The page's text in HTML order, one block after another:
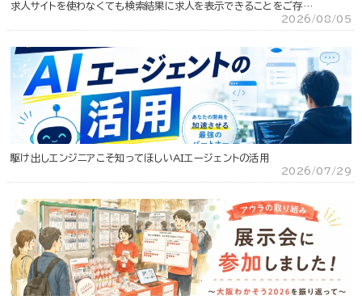
求人サイトを使わなくても検索結果に求人を表示できることをご存…
2026/08/05
駆け出しエンジニアこそ知ってほしいAIエージェントの活用
2026/07/29